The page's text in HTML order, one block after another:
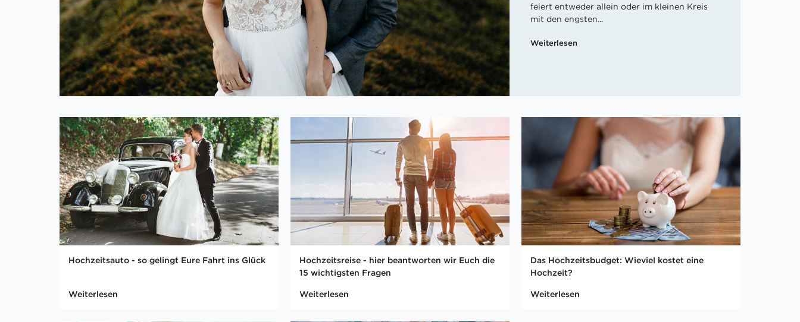
feiert entweder allein oder im kleinen Kreis
mit den engsten...
Weiterlesen
Hochzeitsauto - so gelingt Eure Fahrt ins Glück
Weiterlesen
Hochzeitsreise - hier beantworten wir Euch die
15 wichtigsten Fragen
Weiterlesen
Das Hochzeitsbudget: Wieviel kostet eine
Hochzeit?
Weiterlesen